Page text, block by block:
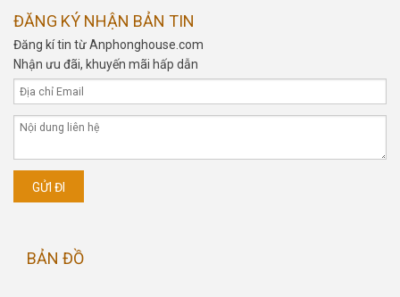
ĐĂNG KÝ NHẬN BẢN TIN
Đăng kí tin từ Anphonghouse.com
Nhận ưu đãi, khuyến mãi hấp dẫn
BẢN ĐỒ